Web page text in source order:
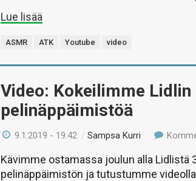
Lue lisää
ASMR ATK Youtube video
Video: Kokeilimme Lidlin
pelinäppäimistöä
9.1.2019 - 19:42 /Sampsa Kurri
Kävimme ostamassa joulun alla Lidlistä
pelinäppäimistön ja tutustumme